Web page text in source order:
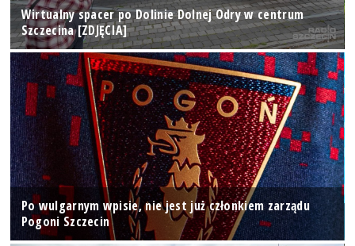
Wirtualny spacer po Dolinie Dolnej Odry w centrum
Szczecina [ZDJĘCIA]
Po wulgarnym wpisie, nie jest już członkiem zarządu
Pogoni Szczecin